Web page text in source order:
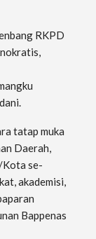
RKPD
tatap muka
Daerah,
Kota se-
akademisi,
Bappenas